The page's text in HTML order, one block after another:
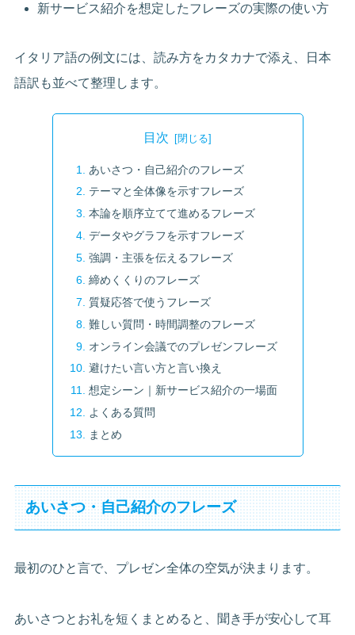
新サービス紹介を想定したフレーズの実際の使い方
イタリア語の例文には、読み方をカタカナで添え、日本
語訳も並べて整理します。
目次
あいさつ・自己紹介のフレーズ
テーマと全体像を示すフレーズ
本論を順序立てて進めるフレーズ
データやグラフを示すフレーズ
強調・主張を伝えるフレーズ
締めくくりのフレーズ
質疑応答で使うフレーズ
難しい質問・時間調整のフレーズ
オンライン会議でのプレゼンフレーズ
避けたい言い方と言い換え
想定シーン｜新サービス紹介の一場面
よくある質問
まとめ
あいさつ・自己紹介のフレーズ
最初のひと言で、プレゼン全体の空気が決まります。
あいさつとお礼を短くまとめると、聞き手が安心して耳